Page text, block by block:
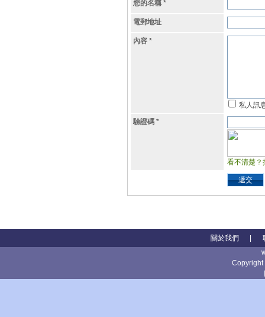
您的名稱 *
電郵地址
內容 *
私人訊
驗證碼 *
看不清楚？
遞交
關於我們